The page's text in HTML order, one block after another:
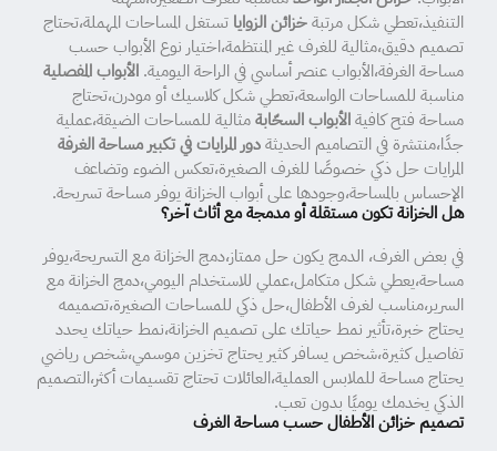
التنفيذ،تعطي شكل مرتبةخزائن الزوايا تستغل المساحات المهملة،تحتاج
تصميم دقيق،مثالية للغرف غير المنتظمة،اختيار نوع الأبواب حسب
مساحة الغرفة،الأبواب عنصر أساسي في الراحة اليومية. الأبواب المفصلية
مناسبة للمساحات الواسعة،تعطي شكل كلاسيك أو مودرن،تحتاج
مساحة فتح كافيةالأبواب السحّابةمثالية للمساحات الضيقة،عملية
جدًا،منتشرة في التصاميم الحديثةدور المرايات في تكبير مساحة الغرفة
المرايات حل ذكي خصوصًا للغرف الصغيرة،تعكس الضوء وتضاعف
الإحساس بالمساحة،وجودها على أبواب الخزانة يوفر مساحة تسريحة.
هل الخزانة تكون مستقلة أو مدمجة مع أثاث آخر؟
في بعض الغرف، الدمج يكون حل ممتاز،دمج الخزانة مع التسريحة،يوفر
مساحة،يعطي شكل متكامل،عملي للاستخدام اليومي،دمج الخزانة مع
السرير،مناسب لغرف الأطفال،حل ذكي للمساحات الصغيرة،تصميمه
يحتاج خبرة،تأثير نمط حياتك على تصميم الخزانة،نمط حياتك يحدد
تفاصيل كثيرة،شخص يسافر كثير يحتاج تخزين موسمي،شخص رياضي
يحتاج مساحة للملابس العملية،العائلات تحتاج تقسيمات أكثر،التصميم
الذكي يخدمك يوميًا بدون تعب.
تصميم خزائن الأطفال حسب مساحة الغرف